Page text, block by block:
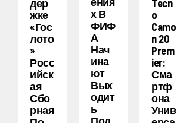
Дер
Жке
«Гос
Лото
»
Росс
Ийск
Ая
Сбо
Рная
Х В
ФИФ
А
Нач
Ина
Ют
Вых
Одит
Ь
Tecn
O
Camo
N 20
Prem
Ier:
Сма
Ртф
Она
Унив